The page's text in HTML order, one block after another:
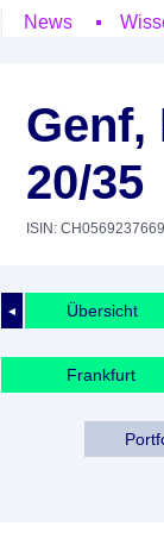
News
Genf,
20/35
ISIN: CH0569237669
◄ Übersicht
Frankfurt